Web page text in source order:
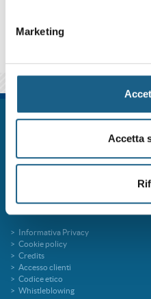
Marketing
Accetta
FORM.ART SOC. CONS. A R.L. è un
presso la Regione Emilia Romagna per
FORMart via Ronco, 3 40013 Castel
Informativa Privacy
Cookie policy
Credits
Accesso clienti
Codice etico
Whistleblowing